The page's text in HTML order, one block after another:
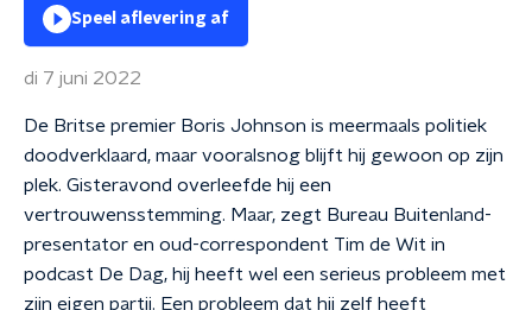
Speel aflevering af
di 7 juni 2022
De Britse premier Boris Johnson is meermaals politiek
doodverklaard, maar vooralsnog blijft hij gewoon op zijn
plek. Gisteravond overleefde hij een
vertrouwensstemming. Maar, zegt Bureau Buitenland-
presentator en oud-correspondent Tim de Wit in
podcast De Dag, hij heeft wel een serieus probleem met
zijn eigen partij. Een probleem dat hij zelf heeft